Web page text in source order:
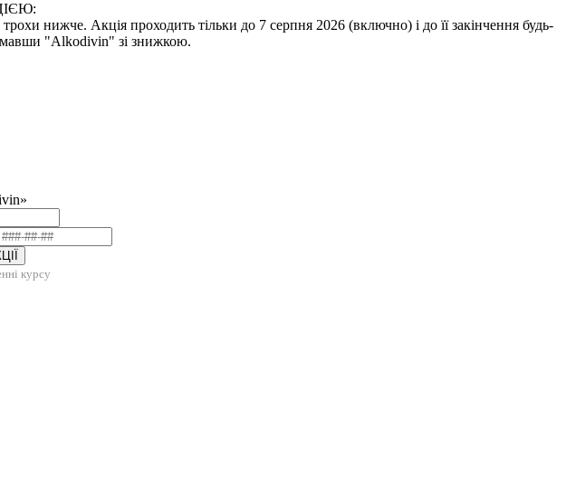
нижче. Акція проходить тільки до 7 серпня 2026 (включно) і до її закінчення будь-
"Alkodivin" зі знижкою.
курсу